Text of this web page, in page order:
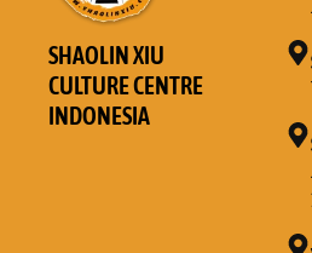
SHAOLIN XIU
CULTURE CENTRE
INDONESIA